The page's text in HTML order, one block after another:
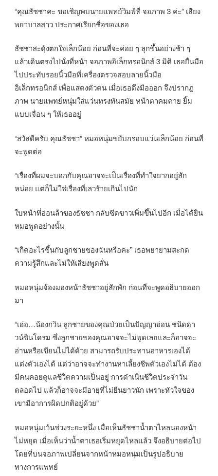
“คุณธัชชาคะ ขอเชิญพบนายแพทย์วิมพ์ที่ จอภาพ 3 ค่ะ” เสียง
พยาบาลสาว ประกาศเรียกชื่อของเธอ
ธัชชาสะดุ้งตกใจเล็กน้อย ก่อนที่จะค่อย ๆ ลุกขึ้นอย่างช้า ๆ
แล้วเดินตรงไปนั่งที่หน้า จอภาพอิเล็กทรอนิกส์ 3 มิติ เธอยื่นมือ
ไปประทับรอยนิ้วมือที่เครื่องตรวจสอบลายนิ้วมือ
อิเล็กทรอนิกส์ เพื่อแสดงตัวตน เมื่อเธอดึงมือออก จึงปรากฎ
ภาพ นายแพทย์หนุ่มใส่แว่นทรงทันสมัย หน้าตาคมคาย ยิ้ม
แบบเจื่อน ๆ ให้เธออยู่
“สวัสดีครับ คุณธัชชา” หมอหนุ่มขยับกรอบแว่นเล็กน้อย ก่อนที่
จะพูดต่อ
“เรื่องที่ผมจะบอกกับคุณอาจจะเป็นเรื่องที่ทำใจยากอยู่สัก
หน่อย แต่ก็ไม่ใช่เรื่องที่เลวร้ายเกินไปนัก
ใบหน้าที่อ่อนล้าของธัชชา กลับซีดขาวเพิ่มขึ้นไปอีก เมื่อได้ยิน
หมอพูดอย่างนั้น
“เกิดอะไรขึ้นกับลูกชายของฉันหรือคะ” เธอพยายามสะกด
ความรู้สึกและไม่ให้เสียงพูดสั่น
หมอหนุ่มจ้องมองหน้าธัชชาอยู่สักพัก ก่อนที่จะพูดอธิบายออก
มา
“เอ่อ…น้องกวิน ลูกชายของคุณป่วยเป็นปัญญาอ่อน ชนิดดา
วน์ซินโดรม ซึ่งลูกชายของคุณอาจจะไม่พูดเลยและก็อาจจะ
อ่านหรือเขียนไม่ได้ด้วย สามารถรับประทานอาหารเองได้
แต่งตัวเองได้ แต่ว่าอาจจะทำงานหาเลี้ยงชีพตัวเองไม่ได้ ต้อง
มีคนคอยดูแลชีวิตความเป็นอยู่ การดำเนินชีวิตประจำวัน
ตลอดไป แล้วก็อาจจะมีอายุที่ไม่ยืนยาวนัก เพราะหัวใจของ
เขามีอาการผิดปกติอยู่ด้วย”
หมอหนุ่มเว้นช่วงระยะหนึ่ง เมื่อเห็นธัชชาน้ำตาไหลนองหน้า
ไม่หยุด เมื่อเห็นว่าน้ำตาเธอเริ่มหยุดไหลแล้ว จึงอธิบายต่อไป
โดยที่บนจอภาพเปลี่ยนจากหน้าหมอหนุ่มเป็นรูปอธิบาย
ทางการแพทย์